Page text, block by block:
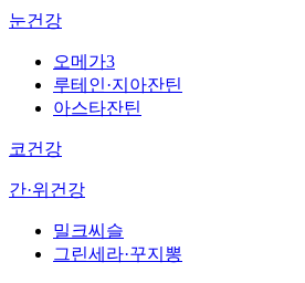
눈건강
오메가3
루테인·지아잔틴
아스타잔틴
코건강
간·위건강
밀크씨슬
그린세라·꾸지뽕